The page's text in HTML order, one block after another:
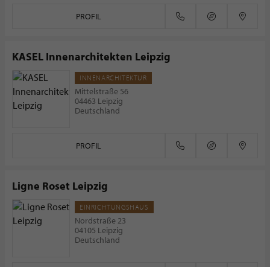
PROFIL
KASEL Innenarchitekten Leipzig
INNENARCHITEKTUR
Mittelstraße 56
04463 Leipzig
Deutschland
PROFIL
Ligne Roset Leipzig
EINRICHTUNGSHAUS
Nordstraße 23
04105 Leipzig
Deutschland